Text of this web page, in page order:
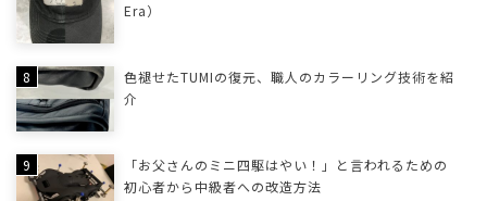
Era）
色褪せたTUMIの復元、職人のカラーリング技術を紹
介
「お父さんのミニ四駆はやい！」と言われるための
初心者から中級者への改造方法